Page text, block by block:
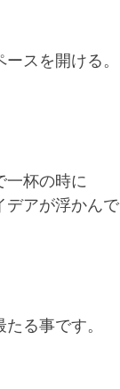
スを開ける。
一杯の時に
デアが浮かん
る事です。